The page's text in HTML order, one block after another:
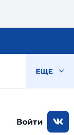
ЕЩЕ
Войти